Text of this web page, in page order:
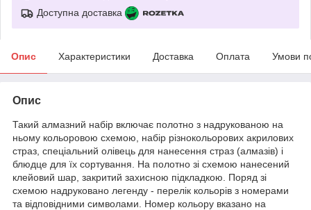
Доступна доставка
Опис Характеристики Доставка Оплата Умови
Опис
Такий алмазний набір включає полотно з надрукованою на
ньому кольоровою схемою, набір різнокольорових акрилових
страз, спеціальний олівець для нанесення страз (алмазів) і
блюдце для їх сортування. На полотно зі схемою нанесений
клейовий шар, закритий захисною підкладкою. Поряд зі
схемою надруковано легенду - перелік кольорів з номерами
та відповідними символами. Номер кольору вказано на